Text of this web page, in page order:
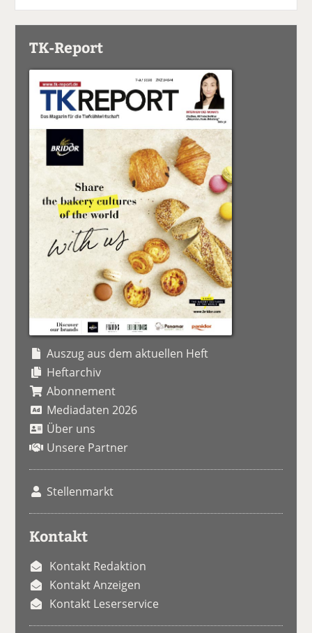
TK-Report
Auszug aus dem aktuellen Heft
Heftarchiv
Abonnement
Mediadaten 2026
Über uns
Unsere Partner
Stellenmarkt
Kontakt
Kontakt Redaktion
Kontakt Anzeigen
Kontakt Leserservice